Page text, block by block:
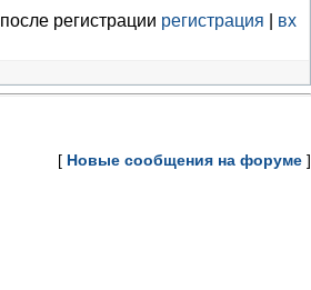
регистрации регистрация
вх
[ Новые сообщения на форуме ]